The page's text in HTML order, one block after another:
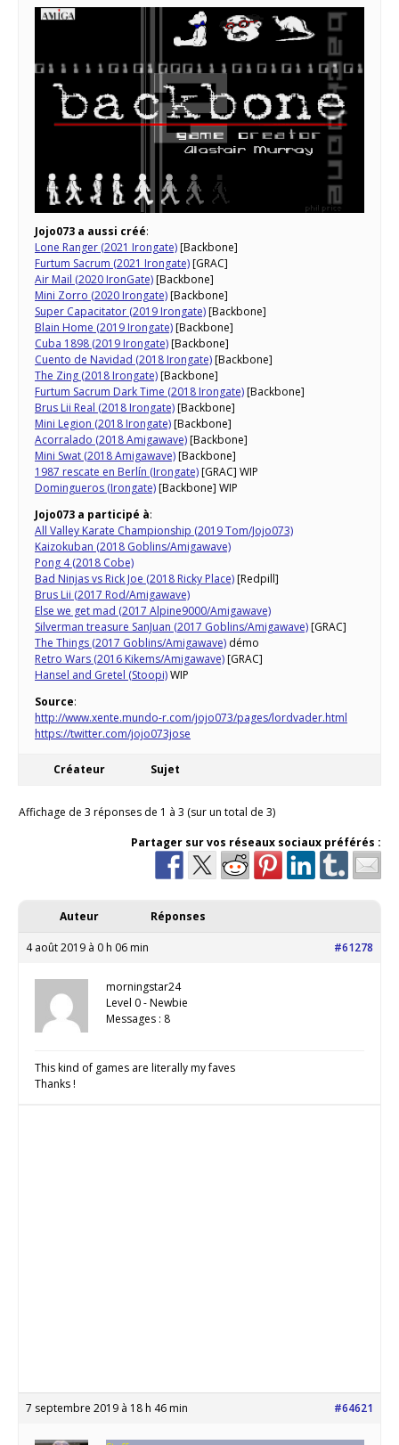
Jojo073 a aussi créé:
Lone Ranger (2021 Irongate)[Backbone]
Furtum Sacrum (2021 Irongate)[GRAC]
Air Mail (2020 IronGate)[Backbone]
Mini Zorro (2020 Irongate)[Backbone]
Super Capacitator (2019 Irongate)[Backbone]
Blain Home (2019 Irongate)[Backbone]
Cuba 1898 (2019 Irongate)[Backbone]
Cuento de Navidad (2018 Irongate)[Backbone]
The Zing (2018 Irongate)[Backbone]
Furtum Sacrum Dark Time (2018 Irongate)[Backbone]
Brus Lii Real (2018 Irongate)[Backbone]
Mini Legion (2018 Irongate)[Backbone]
Acorralado (2018 Amigawave)[Backbone]
Mini Swat (2018 Amigawave)[Backbone]
1987 rescate en Berlín (Irongate)[GRAC] WIP
Domingueros (Irongate)[Backbone] WIP
Jojo073 a participé à:
All Valley Karate Championship (2019 Tom/Jojo073)
Kaizokuban (2018 Goblins/Amigawave)
Pong 4 (2018 Cobe)
Bad Ninjas vs Rick Joe (2018 Ricky Place)[Redpill]
Brus Lii (2017 Rod/Amigawave)
Else we get mad (2017 Alpine9000/Amigawave)
Silverman treasure SanJuan (2017 Goblins/Amigawave)[GRAC]
The Things (2017 Goblins/Amigawave) démo
Retro Wars (2016 Kikems/Amigawave)[GRAC]
Hansel and Gretel (Stoopi)WIP
Source:
http://www.xente.mundo-r.com/jojo073/pages/lordvader.html
https://twitter.com/jojo073jose
Créateur Sujet
Affichage de 3 réponses de 1 à 3 (sur un total de 3)
Partager sur vos réseaux sociaux préférés :
Auteur Réponses
4 août 2019 à 0 h 06 min #61278
morningstar24
Level 0 - Newbie
Messages : 8
This kind of games are literally my faves
Thanks !
7 septembre 2019 à 18 h 46 min #64621